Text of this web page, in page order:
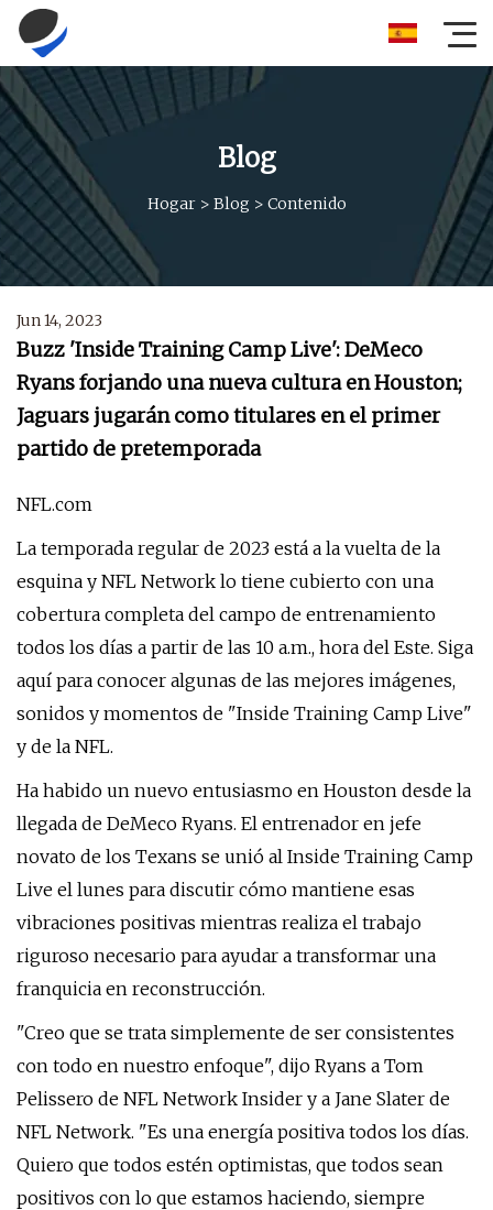
Blog
Hogar> Blog > Contenido
Jun 14, 2023
Buzz 'Inside Training Camp Live': DeMeco
Ryans forjando una nueva cultura en Houston;
Jaguars jugarán como titulares en el primer
partido de pretemporada
NFL.com
La temporada regular de 2023 está a la vuelta de la
esquina y NFL Network lo tiene cubierto con una
cobertura completa del campo de entrenamiento
todos los días a partir de las 10 a.m., hora del Este. Siga
aquí para conocer algunas de las mejores imágenes,
sonidos y momentos de "Inside Training Camp Live"
y de la NFL.
Ha habido un nuevo entusiasmo en Houston desde la
llegada de DeMeco Ryans. El entrenador en jefe
novato de los Texans se unió al Inside Training Camp
Live el lunes para discutir cómo mantiene esas
vibraciones positivas mientras realiza el trabajo
riguroso necesario para ayudar a transformar una
franquicia en reconstrucción.
"Creo que se trata simplemente de ser consistentes
con todo en nuestro enfoque", dijo Ryans a Tom
Pelissero de NFL Network Insider y a Jane Slater de
NFL Network. "Es una energía positiva todos los días.
Quiero que todos estén optimistas, que todos sean
positivos con lo que estamos haciendo, siempre